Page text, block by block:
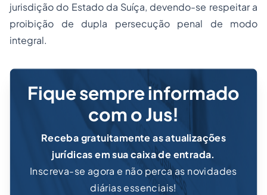
jurisdição do Estado da Suíça, devendo-se respeitar a
proibição de dupla persecução penal de modo
integral.
Fique sempre informado
com o Jus!
Receba gratuitamente as atualizações
jurídicas em sua caixa de entrada.
Inscreva-se agora e não perca as novidades
diárias essenciais!